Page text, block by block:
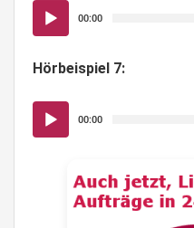
Audio-
Player
00:00
Hörbeispiel 7:
Audio-
Player
00:00